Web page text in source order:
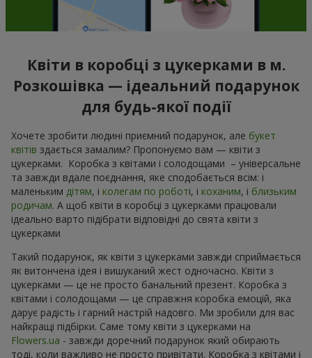
Квіти в коробці з цукерками в м.
Розкошівка — ідеальний подарунок
для будь-якої події
Хочете зробити людині приємний подарунок, але букет
квітів здається замалим? Пропонуємо вам — квіти з
цукерками. Коробка з квітами і солодощами – універсальне
та завжди вдале поєднання, яке сподобається всім: і
маленьким дітям, і колегам по роботі, і коханим, і близьким
родичам. А щоб квіти в коробці з цукерками працювали
ідеально варто підібрати відповідні до свята квіти з
цукерками
Такий подарунок, як квіти з цукерками завжди сприймається
як витончена ідея і вишуканий жест одночасно. Квіти з
цукерками — це не просто банальний презент. Коробка з
квітами і солодощами — це справжня коробка емоцій, яка
дарує радість і гарний настрій надовго. Ми зробили для вас
найкращі підбірки. Саме тому квіти з цукерками на
Flowers.ua - завжди доречний подарунок який обирають
тоді, коли важливо не просто привітати. Коробка з квітами і